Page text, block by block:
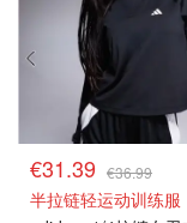
€31.39 €36.99
半拉链轻运动训练服